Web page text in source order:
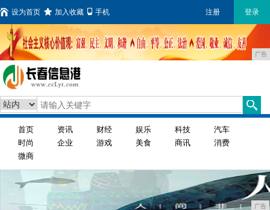
设为首页 加入收藏 手机 注册 登录
广告
首页 资讯 财经 娱乐 科技
汽车
时尚
企业 游戏 美食 商讯
消费
微商
广告